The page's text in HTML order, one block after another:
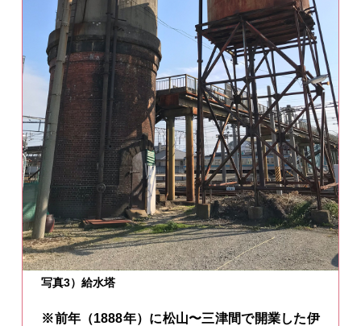
写真3）給水塔
※前年（1888年）に松山〜三津間で開業した伊